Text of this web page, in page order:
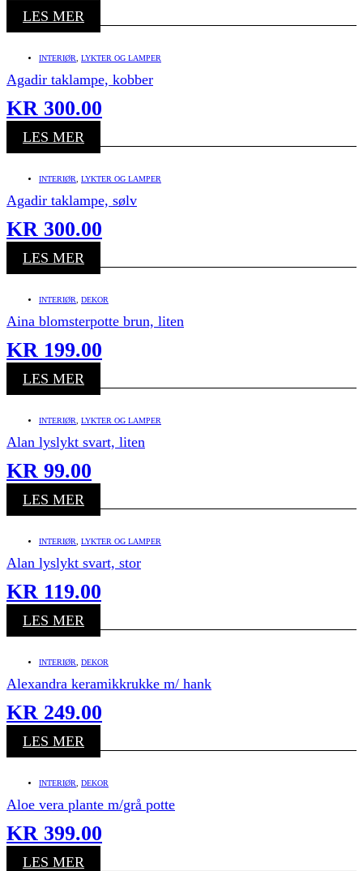
LES MER
INTERIØR LYKTER OG LAMPER
Agadir taklampe, kobber
KR 300.00
LES MER
INTERIØR LYKTER OG LAMPER
Agadir taklampe, sølv
KR 300.00
LES MER
INTERIØR DEKOR
Aina blomsterpotte brun, liten
KR 199.00
LES MER
INTERIØR LYKTER OG LAMPER
Alan lyslykt svart, liten
KR 99.00
LES MER
INTERIØR LYKTER OG LAMPER
Alan lyslykt svart, stor
KR 119.00
LES MER
INTERIØR DEKOR
Alexandra keramikkrukke m/ hank
KR 249.00
LES MER
INTERIØR DEKOR
Aloe vera plante m/grå potte
KR 399.00
LES MER